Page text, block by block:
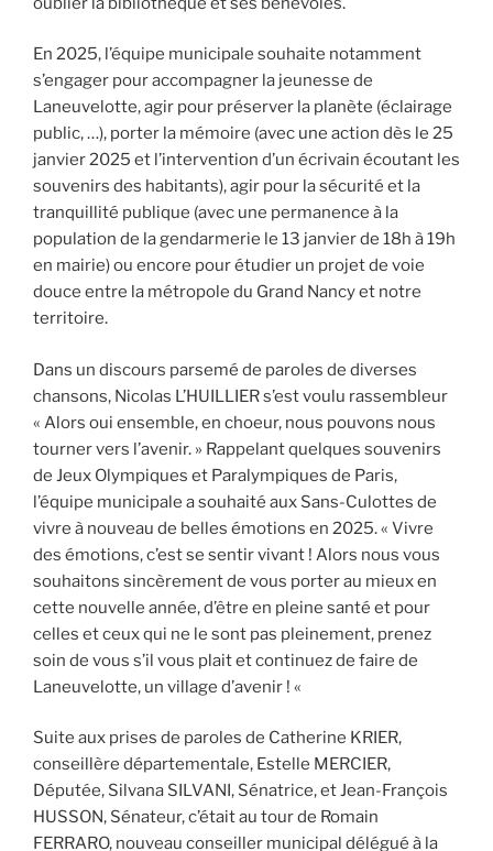
En 2025, l’équipe municipale souhaite notamment
s’engager pour accompagner la jeunesse de
Laneuvelotte, agir pour préserver la planète (éclairage
public, …), porter la mémoire (avec une action dès le 25
janvier 2025 et l’intervention d’un écrivain écoutant les
souvenirs des habitants), agir pour la sécurité et la
tranquillité publique (avec une permanence à la
population de la gendarmerie le 13 janvier de 18h à 19h
en mairie) ou encore pour étudier un projet de voie
douce entre la métropole du Grand Nancy et notre
territoire.
Dans un discours parsemé de paroles de diverses
chansons, Nicolas L’HUILLIER s’est voulu rassembleur
« Alors oui ensemble, en choeur, nous pouvons nous
tourner vers l’avenir. » Rappelant quelques souvenirs
de Jeux Olympiques et Paralympiques de Paris,
l’équipe municipale a souhaité aux Sans-Culottes de
vivre à nouveau de belles émotions en 2025. « Vivre
des émotions, c’est se sentir vivant ! Alors nous vous
souhaitons sincèrement de vous porter au mieux en
cette nouvelle année, d’être en pleine santé et pour
celles et ceux qui ne le sont pas pleinement, prenez
soin de vous s’il vous plait et continuez de faire de
Laneuvelotte, un village d’avenir ! «
Suite aux prises de paroles de Catherine KRIER,
conseillère départementale, Estelle MERCIER,
Députée, Silvana SILVANI, Sénatrice, et Jean-François
HUSSON, Sénateur, c’était au tour de Romain
FERRARO, nouveau conseiller municipal délégué à la